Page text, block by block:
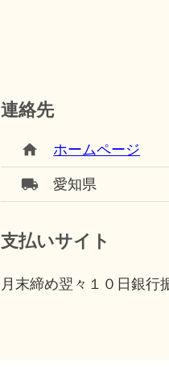
連絡先
home ホームページ
local_shipping 愛知県
支払いサイト
月末締め翌々１０日銀行